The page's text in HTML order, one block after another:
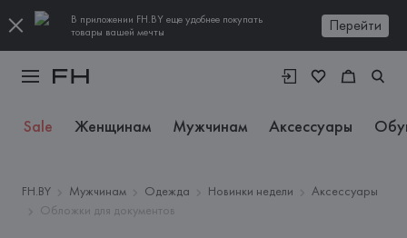
В приложении FH.BY еще удобнее покупать
товары вашей мечты
Перейти
Sale Женщинам Мужчинам Аксессуары
FH.BY Мужчинам Одежда Новинки недели
Аксессуары
Обложки для документов